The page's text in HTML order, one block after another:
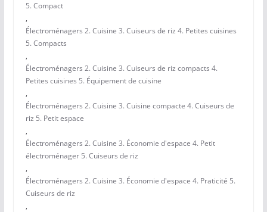
5. Compact
,
Électroménagers 2. Cuisine 3. Cuiseurs de riz 4. Petites cuisines
5. Compacts
,
Électroménagers 2. Cuisine 3. Cuiseurs de riz compacts 4.
Petites cuisines 5. Équipement de cuisine
,
Électroménagers 2. Cuisine 3. Cuisine compacte 4. Cuiseurs de
riz 5. Petit espace
,
Électroménagers 2. Cuisine 3. Économie d'espace 4. Petit
électroménager 5. Cuiseurs de riz
,
Électroménagers 2. Cuisine 3. Économie d'espace 4. Praticité 5.
Cuiseurs de riz
,